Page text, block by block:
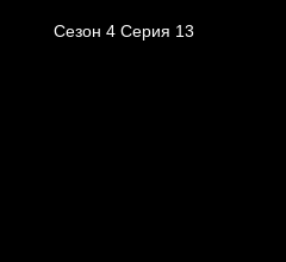
Сезон 4 Серия 13